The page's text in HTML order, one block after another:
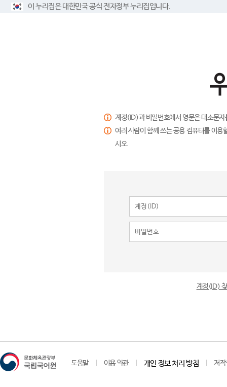
이 누리집은 대한민국 공식 전자정부 누리집입니다.
계정(ID)과 비밀번호에서 영문은 대소문
여러 사람이 함께 쓰는 공용 컴퓨터를 이
시오.
계정(ID)
도움말 이용 약관 개인 정보 처리 방침 저